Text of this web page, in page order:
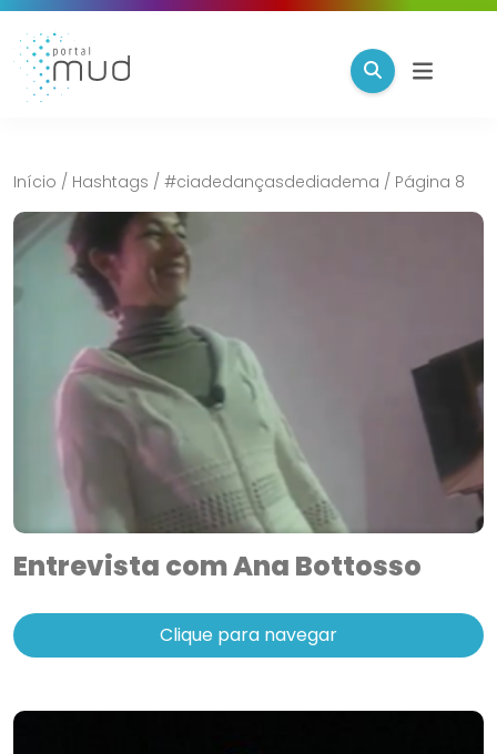
Início / Hashtags / #ciadedançasdediadema / Página 8
Entrevista com Ana Bottosso
Clique para navegar